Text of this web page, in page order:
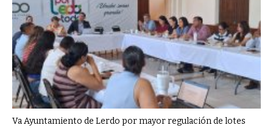
Va Ayuntamiento de Lerdo por mayor regulación de lotes